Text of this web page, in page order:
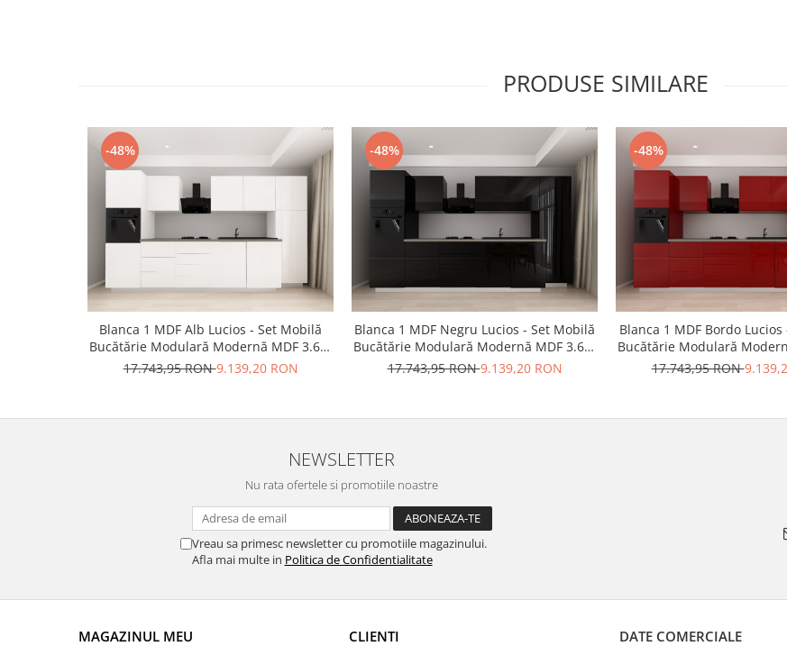
PRODUSE SIMILARE
-48%
Blanca 1 MDF Alb Lucios - Set Mobilă
Bucătărie Modulară Modernă MDF 3.6m
Premium Configurabilă Deschidere Prin
17.743,95 RON9.139,20 RON
-48%
Blanca 1 MDF Negru Lucios - Set Mobilă
Bucătărie Modulară Modernă MDF 3.6m
Premium Configurabilă Deschidere Prin
17.743,95 RON9.139,20 RON
-48%
Blanca 1 MDF Bordo
Bucătărie Modulară
Premium Configurabilă
17.743,95 RON
NEWSLETTER
Nu rata ofertele si promotiile noastre
Vreau sa primesc newsletter cu promotiile magazinului.
Afla mai multe in Politica de Confidentialitate
MAGAZINUL MEU CLIENTI DATE COMERCIALE